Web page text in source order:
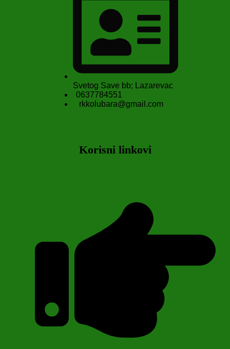
Svetog Save bb; Lazarevac
0637784551
rkkolubara@gmail.com
Korisni linkovi